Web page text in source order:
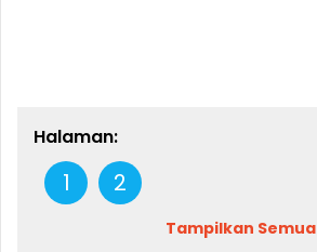
Halaman:
1 2
Tampilkan Semua